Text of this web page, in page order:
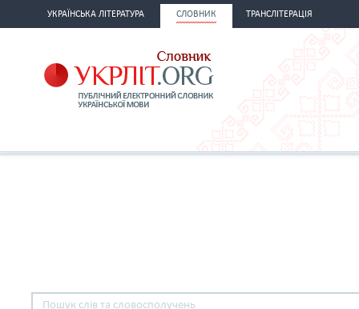
УКРАЇНСЬКА ЛІТЕРАТУРА СЛОВНИК ТРАНСЛІТЕРАЦІЯ